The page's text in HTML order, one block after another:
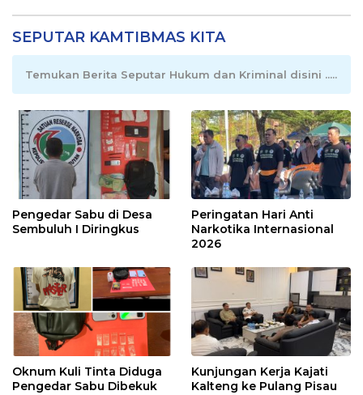
SEPUTAR KAMTIBMAS KITA
Temukan Berita Seputar Hukum dan Kriminal disini .....
Pengedar Sabu di Desa
Sembuluh I Diringkus
Peringatan Hari Anti
Narkotika Internasional
2026
Oknum Kuli Tinta Diduga
Pengedar Sabu Dibekuk
Kunjungan Kerja Kajati
Kalteng ke Pulang Pisau